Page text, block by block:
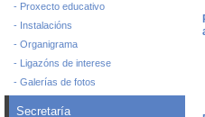
- Proxecto educativo
- Instalacións
- Organigrama
- Ligazóns de interese
- Galerías de fotos
Secretaría